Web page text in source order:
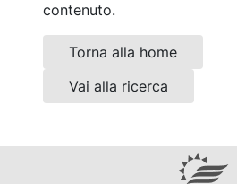
contenuto.
Torna alla home
Vai alla ricerca